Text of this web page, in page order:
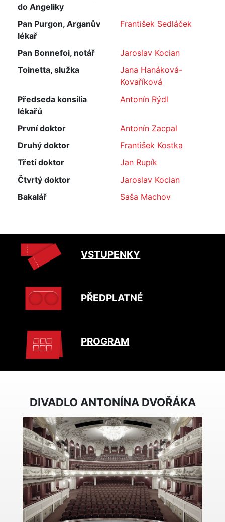
do Angeliky
Pan Purgon, Arganův
lékař
František Sedláček
Pan Bonnefoi, notář
Jaroslav Kocian
Toinetta, služka
Jana Hanáková-
Kovaříková
Předseda konsilia
lékařů
Antonín Rýdl
První doktor
Antonín Zacpal
Druhý doktor
František Kostka
Třetí doktor
Jan Rupík
Čtvrtý doktor
Jaroslav Kocian
Bakalář
Saša Machov
VSTUPENKY
PŘEDPLATNÉ
PROGRAM
DIVADLO ANTONÍNA DVOŘÁKA